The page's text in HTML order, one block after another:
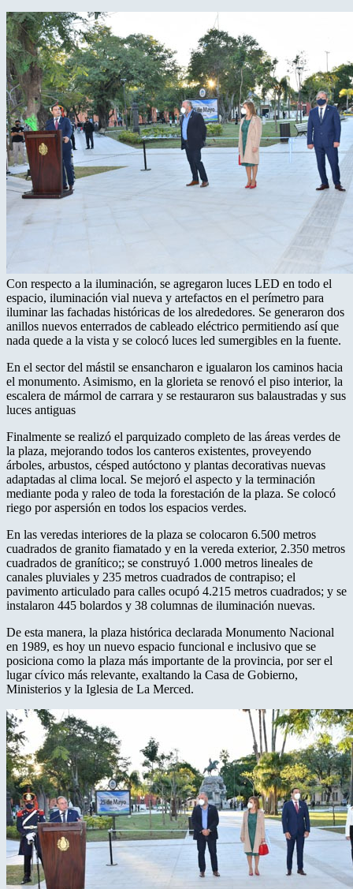
Con respecto a la iluminación, se agregaron luces LED en todo el
espacio, iluminación vial nueva y artefactos en el perímetro para
iluminar las fachadas históricas de los alrededores. Se generaron dos
anillos nuevos enterrados de cableado eléctrico permitiendo así que
nada quede a la vista y se colocó luces led sumergibles en la fuente.
En el sector del mástil se ensancharon e igualaron los caminos hacia
el monumento. Asimismo, en la glorieta se renovó el piso interior, la
escalera de mármol de carrara y se restauraron sus balaustradas y sus
luces antiguas
Finalmente se realizó el parquizado completo de las áreas verdes de
la plaza, mejorando todos los canteros existentes, proveyendo
árboles, arbustos, césped autóctono y plantas decorativas nuevas
adaptadas al clima local. Se mejoró el aspecto y la terminación
mediante poda y raleo de toda la forestación de la plaza. Se colocó
riego por aspersión en todos los espacios verdes.
En las veredas interiores de la plaza se colocaron 6.500 metros
cuadrados de granito fiamatado y en la vereda exterior, 2.350 metros
cuadrados de granítico;; se construyó 1.000 metros lineales de
canales pluviales y 235 metros cuadrados de contrapiso; el
pavimento articulado para calles ocupó 4.215 metros cuadrados; y se
instalaron 445 bolardos y 38 columnas de iluminación nuevas.
De esta manera, la plaza histórica declarada Monumento Nacional
en 1989, es hoy un nuevo espacio funcional e inclusivo que se
posiciona como la plaza más importante de la provincia, por ser el
lugar cívico más relevante, exaltando la Casa de Gobierno,
Ministerios y la Iglesia de La Merced.